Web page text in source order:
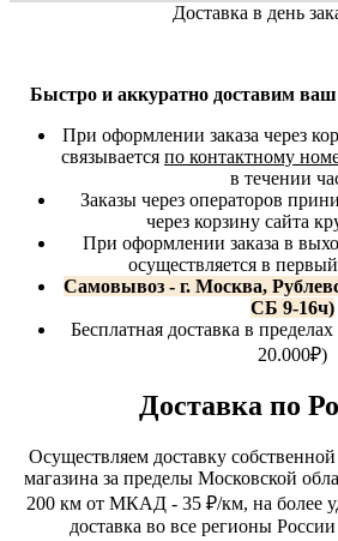
Доставка в день
Быстро и аккуратно доставим ваш
При оформлении заказа через
связывается по контактному
в течении
Заказы через операторов
через корзину сайта
При оформлении заказа в
осуществляется в
Самовывоз - г. Москва,
СБ 9-16ч)
Бесплатная доставка в
20.000₽)
Доставка по
Осуществляем доставку
магазина за пределы Московской
200 км от МКАД - 35 ₽/км, на более
доставка во все регионы